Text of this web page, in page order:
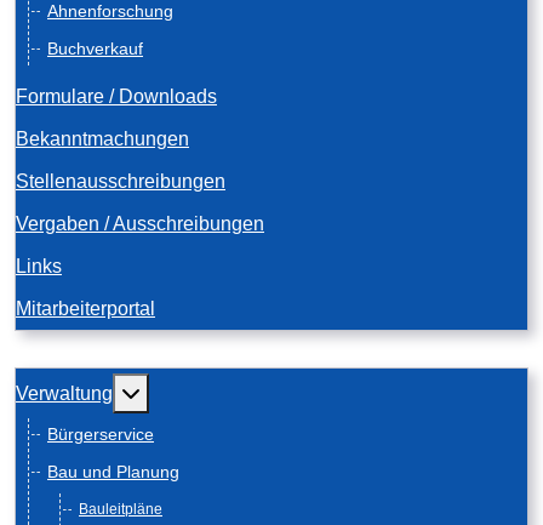
Ahnenforschung
Buchverkauf
Formulare / Downloads
Bekanntmachungen
Stellenausschreibungen
Vergaben / Ausschreibungen
Links
Mitarbeiterportal
Verwaltung Weitere Informationen: Verwaltung
Bürgerservice
Bau und Planung
Bauleitpläne